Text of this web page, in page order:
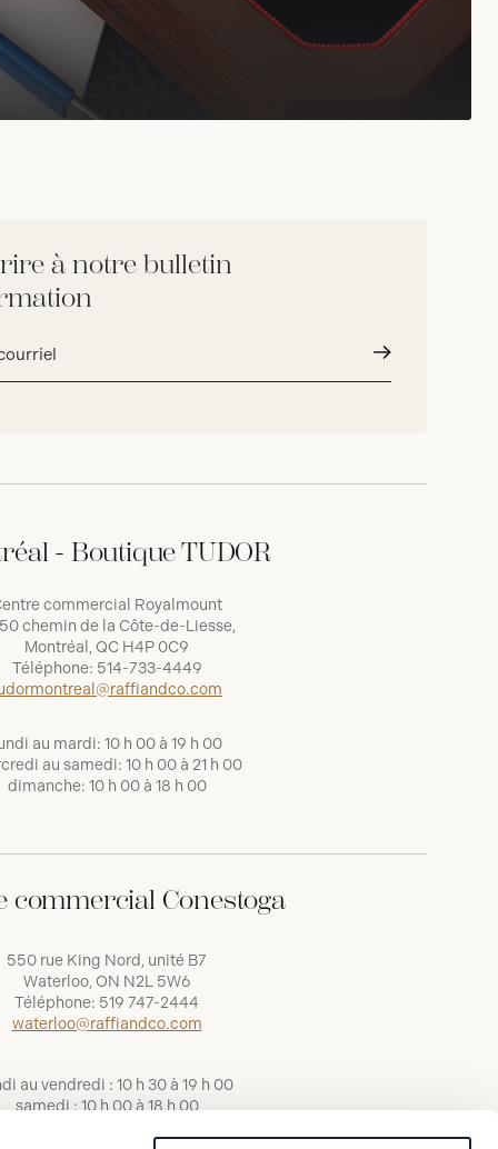
à notre bulletin
- Boutique TUDOR
commercial Royalmount
chemin de la Côte-de-Liesse,
Montréal, QC H4P 0C9
Téléphone: 514-733-4449
au mardi: 10 h 00 à 19 h 00
au samedi: 10 h 00 à 21 h 00
dimanche: 10 h 00 à 18 h 00
commercial Conestoga
550 rue King Nord, unité B7
Waterloo, ON N2L 5W6
Téléphone: 519 747-2444
waterloo@raffiandco.com
au vendredi : 10 h 30 à 19 h 00
samedi : 10 h 00 à 18 h 00